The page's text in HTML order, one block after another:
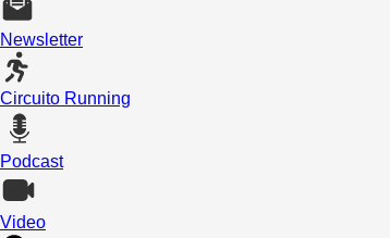
Newsletter
Circuito Running
Podcast
Video